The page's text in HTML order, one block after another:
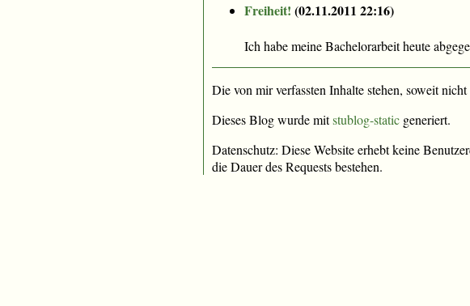
Freiheit! (02.11.2011 22:16)
Ich habe meine Bachelorarbeit heute
Die von mir verfassten Inhalte stehen, soweit
Dieses Blog wurde mitstublog-static generiert.
Datenschutz: Diese Website erhebt keine
die Dauer des Requests bestehen.